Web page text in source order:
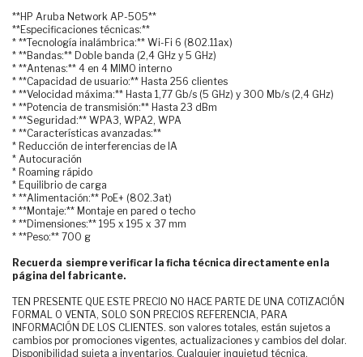
**HP Aruba Network AP-505**
**Especificaciones técnicas:**
* **Tecnología inalámbrica:** Wi-Fi 6 (802.11ax)
* **Bandas:** Doble banda (2,4 GHz y 5 GHz)
* **Antenas:** 4 en 4 MIMO interno
* **Capacidad de usuario:** Hasta 256 clientes
* **Velocidad máxima:** Hasta 1,77 Gb/s (5 GHz) y 300 Mb/s (2,4 GHz)
* **Potencia de transmisión:** Hasta 23 dBm
* **Seguridad:** WPA3, WPA2, WPA
* **Características avanzadas:**
* Reducción de interferencias de IA
* Autocuración
* Roaming rápido
* Equilibrio de carga
* **Alimentación:** PoE+ (802.3at)
* **Montaje:** Montaje en pared o techo
* **Dimensiones:** 195 x 195 x 37 mm
* **Peso:** 700 g
Recuerda siempre verificar la ficha técnica directamente en la
página del fabricante.
TEN PRESENTE QUE ESTE PRECIO NO HACE PARTE DE UNA COTIZACIÓN
FORMAL O VENTA, SOLO SON PRECIOS REFERENCIA, PARA
INFORMACIÓN DE LOS CLIENTES. son valores totales, están sujetos a
cambios por promociones vigentes, actualizaciones y cambios del dolar.
Disponibilidad sujeta a inventarios. Cualquier inquietud técnica,